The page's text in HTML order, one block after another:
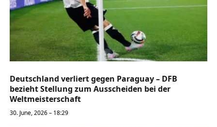
Deutschland verliert gegen Paraguay – DFB
bezieht Stellung zum Ausscheiden bei der
Weltmeisterschaft
30. June, 2026 – 18:29